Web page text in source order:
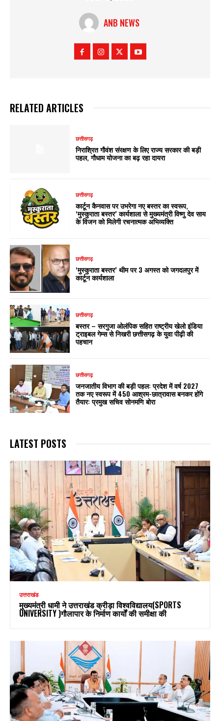
ANB NEWS
RELATED ARTICLES
छत्तीसगढ़
निराश्रित गौवंश संरक्षण के लिए राज्य सरकार की बड़ी
पहल, गौधाम योजना का बढ़ रहा दायरा
छत्तीसगढ़
कार्टून कैनवास पर उभरेगा नए बस्तर का स्वरूप,
‘मुस्कुराता बस्तर’ कार्यशाला से मुख्यमंत्री विष्णु देव साय
के विजन को मिलेगी रचनात्मक अभिव्यक्ति
छत्तीसगढ़
‘मुस्कुराता बस्तर’ थीम पर 3 अगस्त को जगदलपुर में
कार्टून कार्यशाला
छत्तीसगढ़
बस्तर – सरगुजा ओलंपिक सहित राष्ट्रीय खेलो इंडिया
ट्राइबल गेम्स से निखरी छत्तीसगढ़ के युवा पीढ़ी की
पहचान
छत्तीसगढ़
जनजातीय विभाग की बड़ी पहल: प्रदेश में वर्ष 2027
तक नए स्वरूप में 450 आश्रम-छात्रावास बनकर होंगे
तैयार: प्रमुख सचिव सोनमणि बोरा
LATEST POSTS
उत्तराखंड
मुख्यमंत्री धामी ने उत्तराखंड क्रीड़ा विश्वविद्यालय(SPORTS
UNIVERSITY )गौलापार के निर्माण कार्यों की समीक्षा की